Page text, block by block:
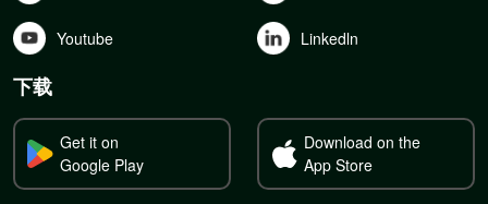
Youtube Linkedln
下载
Get it on
Google Play
Download on the
App Store